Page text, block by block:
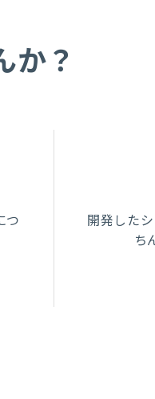
か？
つ
開発した
ち